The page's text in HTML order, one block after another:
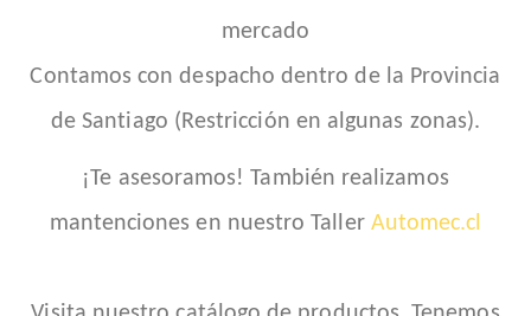
mercado
Contamos con despacho dentro de la Provincia
de Santiago (Restricción en algunas zonas).
¡Te asesoramos! También realizamos
mantenciones en nuestro Taller Automec.cl